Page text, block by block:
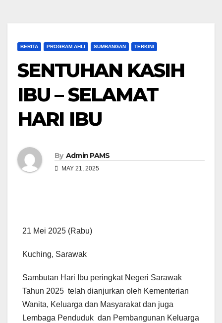
BERITA PROGRAM AHLI SUMBANGAN TERKINI
SENTUHAN KASIH
IBU – SELAMAT
HARI IBU
By Admin PAMS
MAY 21, 2025
21 Mei 2025 (Rabu)
Kuching, Sarawak
Sambutan Hari Ibu peringkat Negeri Sarawak
Tahun 2025 telah dianjurkan oleh Kementerian
Wanita, Keluarga dan Masyarakat dan juga
Lembaga Penduduk dan Pembangunan Keluarga